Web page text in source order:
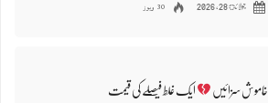
جولائ 28, 2026 30 ویوز
خاموش سزائیں ایک غلط فیصلے کی قیمت